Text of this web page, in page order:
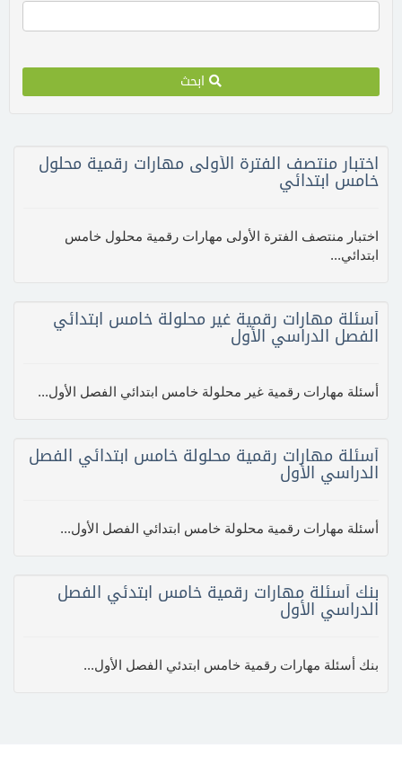
ابحث
اختبار منتصف الفترة الأولى مهارات رقمية محلول
خامس ابتدائي
اختبار منتصف الفترة الأولى مهارات رقمية محلول خامس
ابتدائي...
أسئلة مهارات رقمية غير محلولة خامس ابتدائي
الفصل الدراسي الأول
أسئلة مهارات رقمية غير محلولة خامس ابتدائي الفصل الأول...
أسئلة مهارات رقمية محلولة خامس ابتدائي الفصل
الدراسي الأول
أسئلة مهارات رقمية محلولة خامس ابتدائي الفصل الأول...
بنك أسئلة مهارات رقمية خامس ابتدئي الفصل
الدراسي الأول
بنك أسئلة مهارات رقمية خامس ابتدئي الفصل الأول...